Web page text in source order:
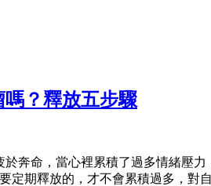
？釋放五步驟
於奔命，當心裡累積了過多情緒壓
定期釋放的，才不會累積過多，對